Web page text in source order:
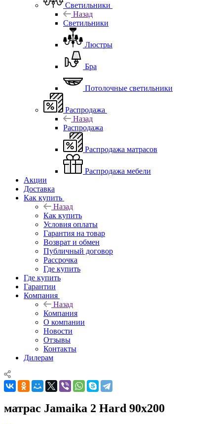
Светильники
Назад
Светильники
Люстры
Бра
Потолочные светильники
Распродажа
Назад
Распродажа
Распродажа матрасов
Распродажа мебели
Акции
Доставка
Как купить
Назад
Как купить
Условия оплаты
Гарантия на товар
Возврат и обмен
Публичный договор
Рассрочка
Где купить
Где купить
Гарантии
Компания
Назад
Компания
О компании
Новости
Отзывы
Контакты
Дилерам
матрас Jamaika 2 Hard 90x200